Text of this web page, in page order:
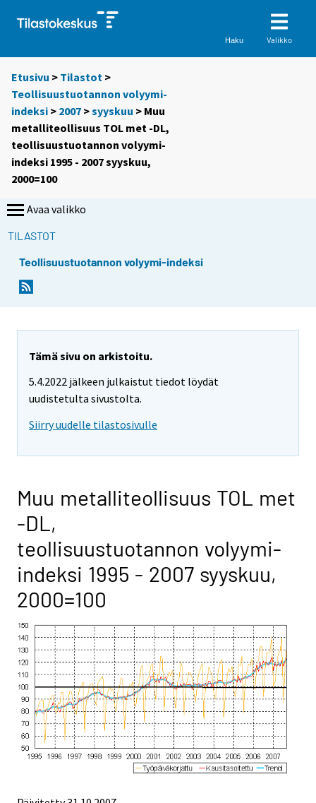
Haku Valikko
Etusivu > Tilastot >
Teollisuustuotannon volyymi-
indeksi > 2007 >syyskuu > Muu
metalliteollisuus TOL met -DL,
teollisuustuotannon volyymi-
indeksi 1995 - 2007 syyskuu,
2000=100
Avaa valikko
TILASTOT
Teollisuustuotannon volyymi-indeksi
Tämä sivu on arkistoitu.
5.4.2022 jälkeen julkaistut tiedot löydät
uudistetulta sivustolta.
Siirry uudelle tilastosivulle
Muu metalliteollisuus TOL met
-DL,
teollisuustuotannon volyymi-
indeksi 1995 - 2007 syyskuu,
2000=100